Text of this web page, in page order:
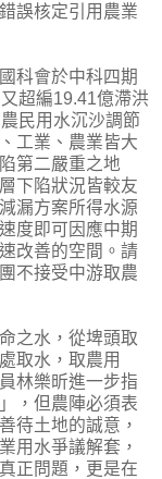
誤核定引用農業
科會於中科四期
超編19.41億滯洪
民用水沉沙調節
工業、農業皆大
第二嚴重之地
下陷狀況皆較友
漏方案所得水源
度即可因應中期
改善的空間。請
不接受中游取農
之水，從埤頭取
取水，取農用
林樂昕進一步指
，但農陣必須表
待土地的誠意，
用水爭議解套，
正問題，更是在